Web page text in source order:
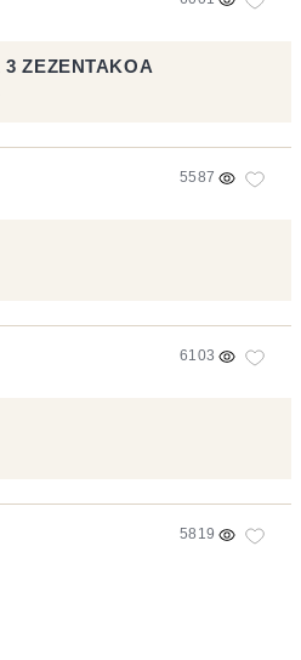
EUSKAL SONATATXOA 3 ZEZENTAKOA
5587
6103
5819